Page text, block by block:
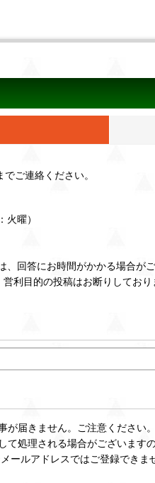
でご連絡ください。
曜）
回答にお時間がかかる場合が
利目的の投稿はお断りしており
が届きません。ご注意ください。
て処理される場合がございます
ールアドレスではご登録できま